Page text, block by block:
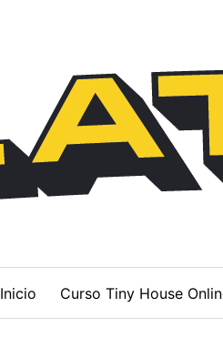
Inicio Curso Tiny House